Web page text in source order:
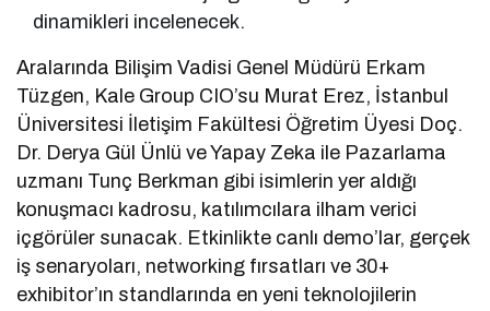
dinamikleri incelenecek.
Aralarında Bilişim Vadisi Genel Müdürü Erkam
Tüzgen, Kale Group CIO’su Murat Erez, İstanbul
Üniversitesi İletişim Fakültesi Öğretim Üyesi Doç.
Dr. Derya Gül Ünlü ve Yapay Zeka ile Pazarlama
uzmanı Tunç Berkman gibi isimlerin yer aldığı
konuşmacı kadrosu, katılımcılara ilham verici
içgörüler sunacak. Etkinlikte canlı demo’lar, gerçek
iş senaryoları, networking fırsatları ve 30+
exhibitor’ın standlarında en yeni teknolojilerin